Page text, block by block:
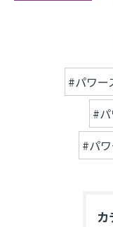
#パワー
#
#パ
カ